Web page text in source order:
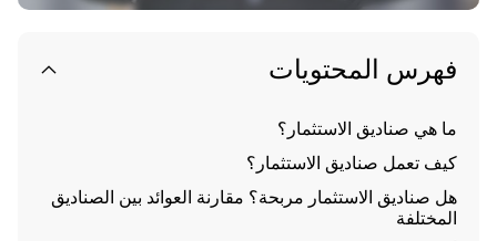
فهرس المحتويات
ما هي صناديق الاستثمار؟
كيف تعمل صناديق الاستثمار؟
هل صناديق الاستثمار مربحة؟ مقارنة العوائد بين الصناديق
المختلفة